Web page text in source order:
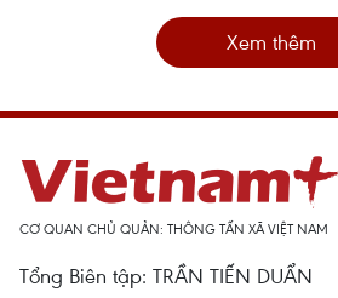
Xem thêm
CƠ QUAN CHỦ QUẢN: THÔNG TẤN XÃ VIỆT NAM
Tổng Biên tập: TRẦN TIẾN DUẨN